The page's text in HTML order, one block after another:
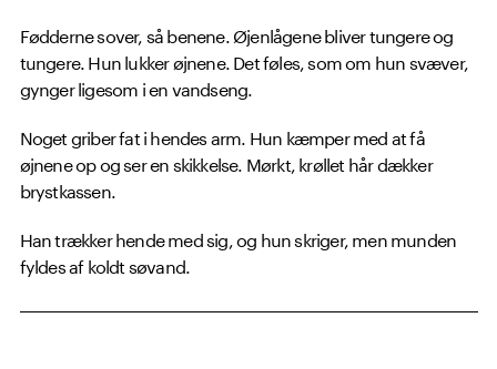
Fødderne sover, så benene. Øjenlågene bliver tungere og
tungere. Hun lukker øjnene. Det føles, som om hun svæver,
gynger ligesom i en vandseng.
Noget griber fat i hendes arm. Hun kæmper med at få
øjnene op og ser en skikkelse. Mørkt, krøllet hår dækker
brystkassen.
Han trækker hende med sig, og hun skriger, men munden
fyldes af koldt søvand.